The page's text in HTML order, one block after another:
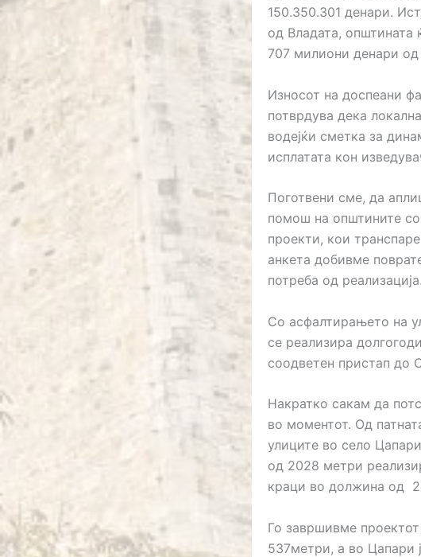
150.350.301 денари.
од Владата, општината
707 милиони денари од
Износот на доспеани
потврдува дека
водејќи сметка за
исплатата кон
Поготвени сме, да
помош на општините
проекти, кои
анкета добивме
потреба од реализација.
Со асфалтирањето на
се реализира
соодветен пристап до
Накратко сакам да
во моментот. Од
улиците во село
од 2028 метри
краци во должина од
Го завршивме
537метри, а во Цапари